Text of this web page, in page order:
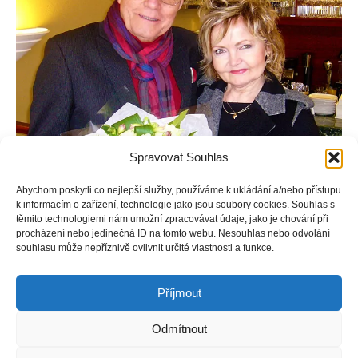
Spravovat Souhlas
Abychom poskytli co nejlepší služby, používáme k ukládání a/nebo přístupu
k informacím o zařízení, technologie jako jsou soubory cookies. Souhlas s
těmito technologiemi nám umožní zpracovávat údaje, jako je chování při
procházení nebo jedinečná ID na tomto webu. Nesouhlas nebo odvolání
souhlasu může nepříznivě ovlivnit určité vlastnosti a funkce.
Příjmout
Odmítnout